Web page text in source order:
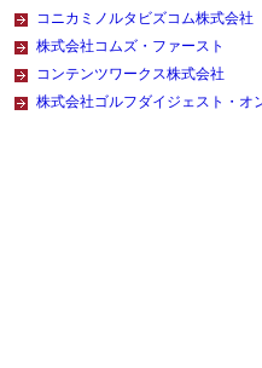
コニカミノルタビズコム株式会社
株式会社コムズ・ファースト
コンテンツワークス株式会社
株式会社ゴルフダイジェスト・オ